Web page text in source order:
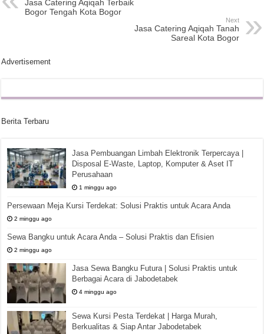
Jasa Catering Aqiqah Terbaik
Bogor Tengah Kota Bogor
Next
Jasa Catering Aqiqah Tanah
Sareal Kota Bogor
Advertisement
Berita Terbaru
Jasa Pembuangan Limbah Elektronik Terpercaya |
Disposal E-Waste, Laptop, Komputer & Aset IT
Perusahaan
1 minggu ago
Persewaan Meja Kursi Terdekat: Solusi Praktis untuk Acara Anda
2 minggu ago
Sewa Bangku untuk Acara Anda – Solusi Praktis dan Efisien
2 minggu ago
Jasa Sewa Bangku Futura | Solusi Praktis untuk
Berbagai Acara di Jabodetabek
4 minggu ago
Sewa Kursi Pesta Terdekat | Harga Murah,
Berkualitas & Siap Antar Jabodetabek